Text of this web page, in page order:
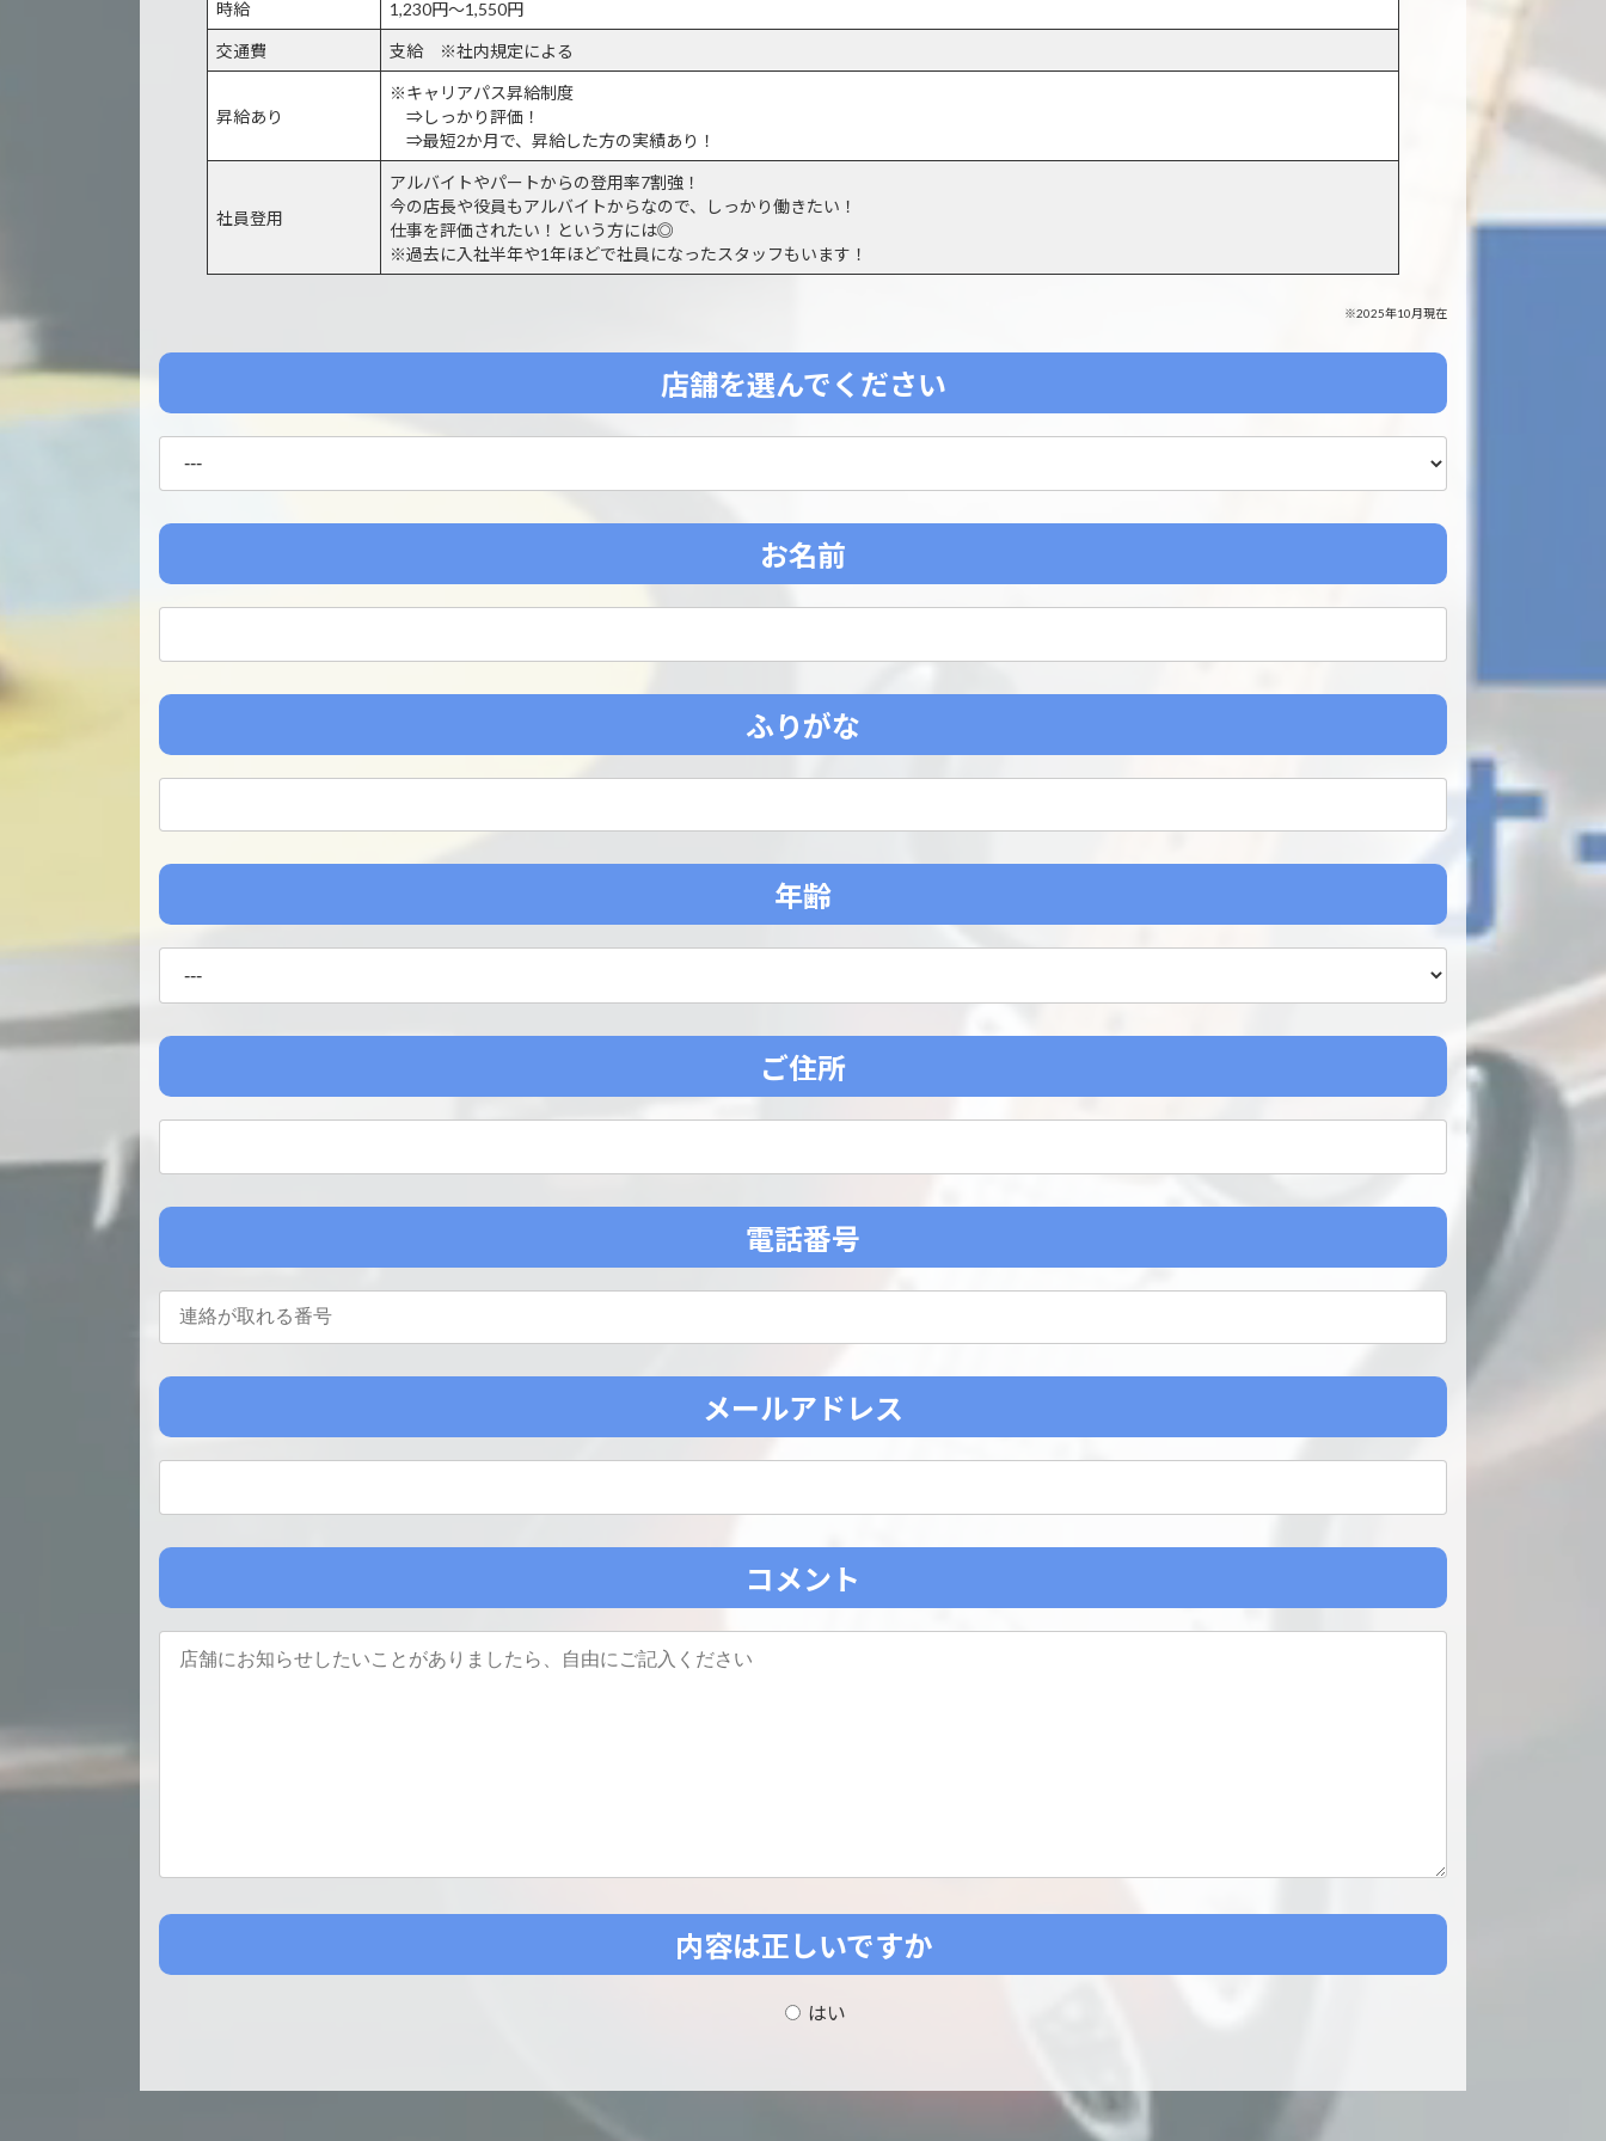
時給 1,230円～1,550円
交通費 支給 ※社内規定による
昇給あり
※キャリアパス昇給制度
⇒しっかり評価！
⇒最短2か月で、昇給した方の実績あり！
社員登用
アルバイトやパートからの登用率7割強！
今の店長や役員もアルバイトからなので、しっかり働きたい！
仕事を評価されたい！という方には◎
※過去に入社半年や1年ほどで社員になったスタッフもいます！
※2025年10月現在
店舗を選んでください
お名前
ふりがな
年齢
ご住所
電話番号
メールアドレス
コメント
内容は正しいですか
はい